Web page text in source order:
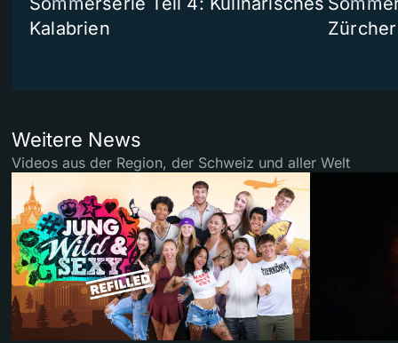
Kalabrien
Weitere News
Videos aus der Region, der Schweiz und aller Welt